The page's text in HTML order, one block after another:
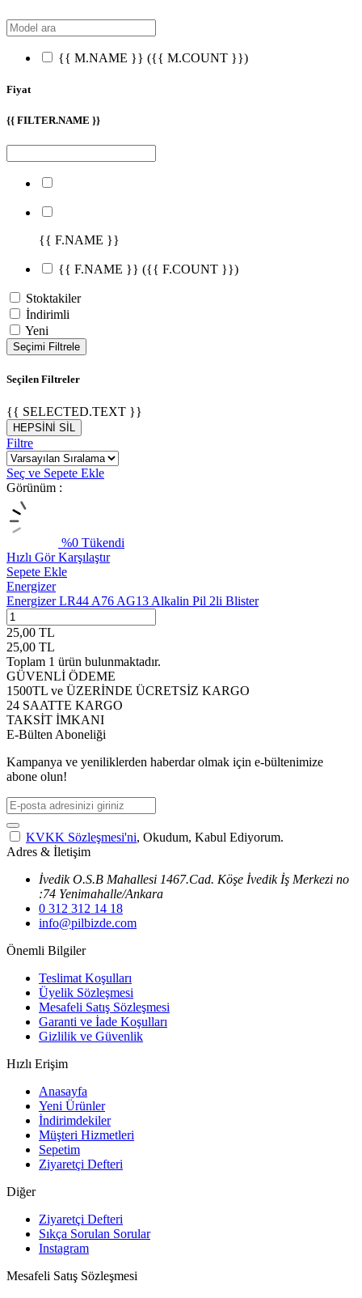
{{ M.NAME }} ({{ M.COUNT }})
Fiyat
{{ FILTER.NAME }}
{{ F.NAME }}
{{ F.NAME }} ({{ F.COUNT }})
Stoktakiler
İndirimli
Yeni
Seçimi Filtrele
Seçilen Filtreler
{{ SELECTED.TEXT }}
HEPSİNİ SİL
Filtre
Seç ve Sepete Ekle
Görünüm :
%0 Tükendi
Hızlı GörKarşılaştır
Sepete Ekle
Energizer
Energizer LR44 A76 AG13 Alkalin Pil 2li Blister
25,00 TL
25,00 TL
Toplam 1 ürün bulunmaktadır.
GÜVENLİ ÖDEME
1500TL ve ÜZERİNDE ÜCRETSİZ KARGO
24 SAATTE KARGO
TAKSİT İMKANI
E-Bülten Aboneliği
Kampanya ve yeniliklerden haberdar olmak için e-bültenimize
abone olun!
KVKK Sözleşmesi'ni, Okudum, Kabul Ediyorum.
Adres & İletişim
İvedik O.S.B Mahallesi 1467.Cad. Köşe İvedik İş Merkezi no
:74 Yenimahalle/Ankara
0 312 312 14 18
info@pilbizde.com
Önemli Bilgiler
Teslimat Koşulları
Üyelik Sözleşmesi
Mesafeli Satış Sözleşmesi
Garanti ve İade Koşulları
Gizlilik ve Güvenlik
Hızlı Erişim
Anasayfa
Yeni Ürünler
İndirimdekiler
Müşteri Hizmetleri
Sepetim
Ziyaretçi Defteri
Diğer
Ziyaretçi Defteri
Sıkça Sorulan Sorular
Instagram
Mesafeli Satış Sözleşmesi